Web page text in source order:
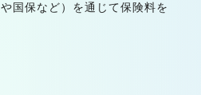
国保など）を通じて保険料を